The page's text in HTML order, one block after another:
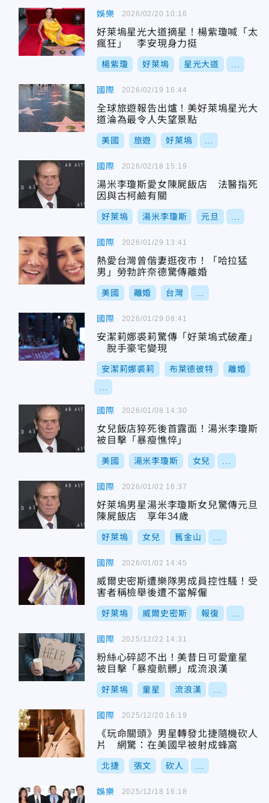
娛樂
好萊塢星光大道摘星！楊紫瓊喊「太
瘋狂」 李安現身力挺
楊紫瓊 好萊塢 星光大道
2026/02/20 10:16
國際
全球旅遊報告出爐！美好萊塢星光大
道淪為最令人失望景點
美國 旅遊 好萊塢
2026/02/19 16:44
國際
湯米李瓊斯愛女陳屍飯店 法醫指死
因與古柯鹼有關
好萊塢 湯米李瓊斯 元旦
2026/02/18 15:19
國際
熱愛台灣曾偕妻逛夜市！「哈拉猛
男」勞勃許奈德驚傳離婚
美國 離婚 台灣
2026/01/29 13:41
國際
安潔莉娜裘莉驚傳「好萊塢式破產」
脫手豪宅變現
安潔莉娜裘莉 布萊德彼特 離婚
2026/01/29 08:41
國際
女兒飯店猝死後首露面！湯米李瓊斯
被目擊「暴瘦憔悴」
美國 湯米李瓊斯 女兒
2026/01/08 14:30
國際
好萊塢男星湯米李瓊斯女兒驚傳元旦
陳屍飯店 享年34歲
好萊塢 女兒 舊金山
2026/01/02 16:37
國際
威爾史密斯遭樂隊男成員控性騷！受
害者稱檢舉後遭不當解僱
好萊塢 威爾史密斯 報復
2026/01/02 14:45
國際
粉絲心碎認不出！美昔日可愛童星
被目擊「暴瘦骯髒」成流浪漢
好萊塢 童星 流浪漢
2025/12/22 14:31
國際
《玩命關頭》男星轉發北捷隨機砍人
片 網驚：在美國早被射成蜂窩
北捷 張文 砍人
2025/12/20 16:19
娛樂 2025/12/18 16:18